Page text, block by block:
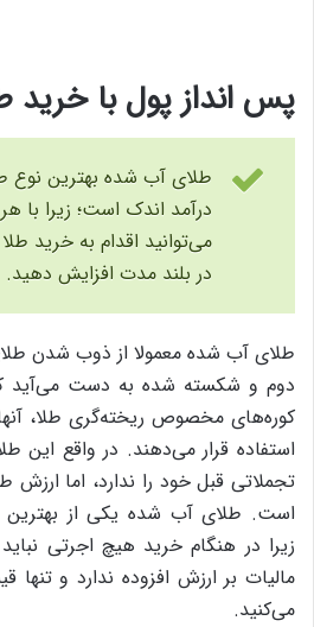
پس انداز پول با
طلای آب شده بهترین نوع
درآمد اندک است؛ زیرا با
می‌توانید اقدام به خرید
در بلند مدت افزایش دهید.
طلای آب شده معمولا از ذوب شدن
دوم و شکسته شده به دست می‌آید
کوره‌های مخصوص ریخته‌‌گری طلا،
استفاده قرار می‌دهند. در واقع این
تجملاتی قبل خود را ندارد، اما
است. طلای آب شده یکی از
زیرا در هنگام خرید هیچ اجرتی
مالیات بر ارزش افزوده ندارد و
می‌کنید.